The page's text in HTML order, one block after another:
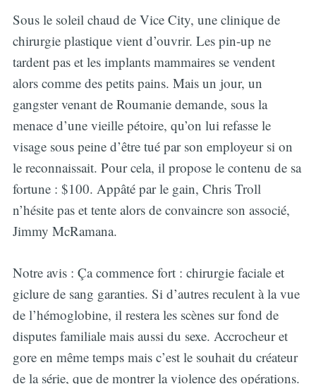
Sous le soleil chaud de Vice City, une clinique de
chirurgie plastique vient d’ouvrir. Les pin-up ne
tardent pas et les implants mammaires se vendent
alors comme des petits pains. Mais un jour, un
gangster venant de Roumanie demande, sous la
menace d’une vieille pétoire, qu’on lui refasse le
visage sous peine d’être tué par son employeur si on
le reconnaissait. Pour cela, il propose le contenu de sa
fortune : $100. Appâté par le gain, Chris Troll
n’hésite pas et tente alors de convaincre son associé,
Jimmy McRamana.
Notre avis : Ça commence fort : chirurgie faciale et
giclure de sang garanties. Si d’autres reculent à la vue
de l’hémoglobine, il restera les scènes sur fond de
disputes familiale mais aussi du sexe. Accrocheur et
gore en même temps mais c’est le souhait du créateur
de la série, que de montrer la violence des opérations.